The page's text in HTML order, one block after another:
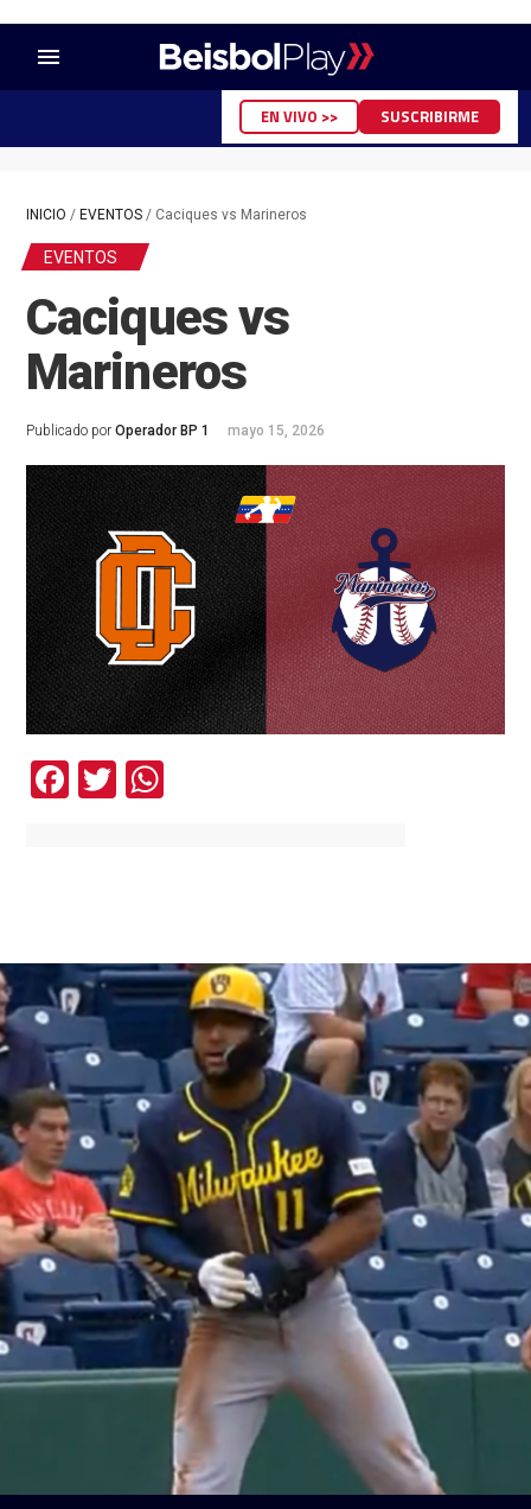
menu
EN VIVO >> SUSCRIBIRME
INICIO / EVENTOS/ Caciques vs Marineros
EVENTOS
Caciques vs
Marineros
Publicado por Operador BP 1 mayo 15, 2026
Facebook
TwitterWhatsApp